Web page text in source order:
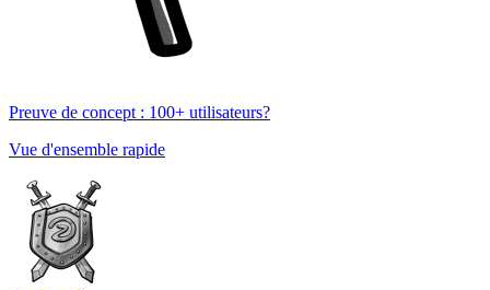
Preuve de concept : 100+ utilisateurs?
Vue d'ensemble rapide